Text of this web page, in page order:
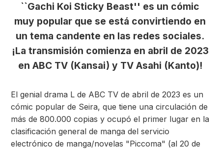
``Gachi Koi Sticky Beast'' es un cómic
muy popular que se está convirtiendo en
un tema candente en las redes sociales.
¡La transmisión comienza en abril de 2023
en ABC TV (Kansai) y TV Asahi (Kanto)!
El genial drama L de ABC TV de abril de 2023 es un
cómic popular de Seira, que tiene una circulación de
más de 800.000 copias y ocupó el primer lugar en la
clasificación general de manga del servicio
electrónico de manga/novelas "Piccoma" (al 20 de